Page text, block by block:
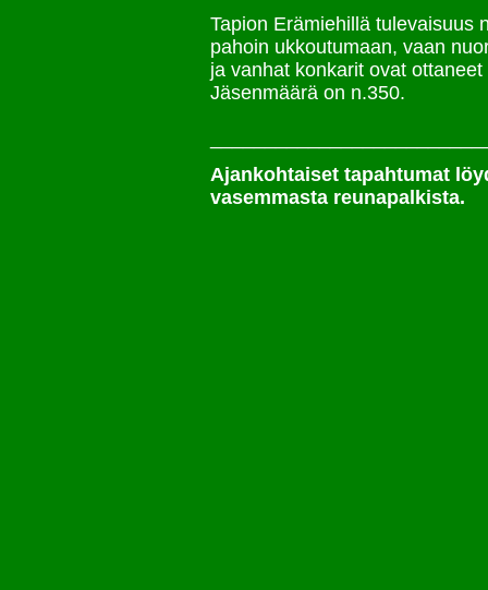
Tapion Erämiehillä tulevaisuus
pahoin ukkoutumaan, vaan
ja vanhat konkarit ovat
Jäsenmäärä on n.350.
Ajankohtaiset tapahtumat
vasemmasta reunapalkista.